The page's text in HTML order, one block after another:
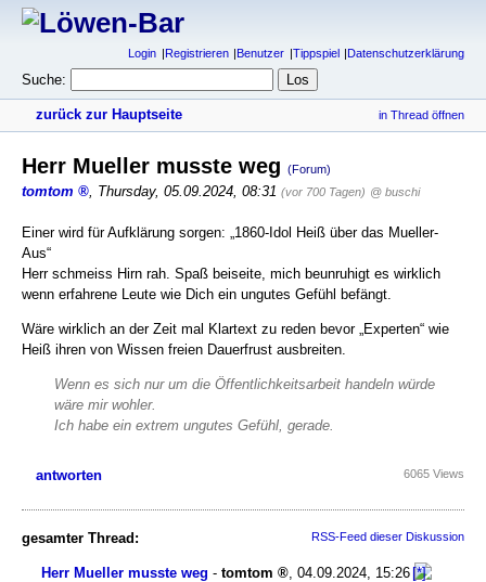
Login Registrieren Benutzer Tippspiel Datenschutzerklärung
Suche:
zurück zur Hauptseite in Thread öffnen
Herr Mueller musste weg (Forum)
tomtom , Thursday, 05.09.2024, 08:31 (vor 700 Tagen) @ buschi
Einer wird für Aufklärung sorgen: „1860-Idol Heiß über das Mueller-
Aus“
Herr schmeiss Hirn rah. Spaß beiseite, mich beunruhigt es wirklich
wenn erfahrene Leute wie Dich ein ungutes Gefühl befängt.
Wäre wirklich an der Zeit mal Klartext zu reden bevor „Experten“ wie
Heiß ihren von Wissen freien Dauerfrust ausbreiten.
Wenn es sich nur um die Öffentlichkeitsarbeit handeln würde
wäre mir wohler.
Ich habe ein extrem ungutes Gefühl, gerade.
antworten 6065 Views
gesamter Thread: RSS-Feed dieser Diskussion
Herr Mueller musste weg - tomtom
04.09.2024, 15:26